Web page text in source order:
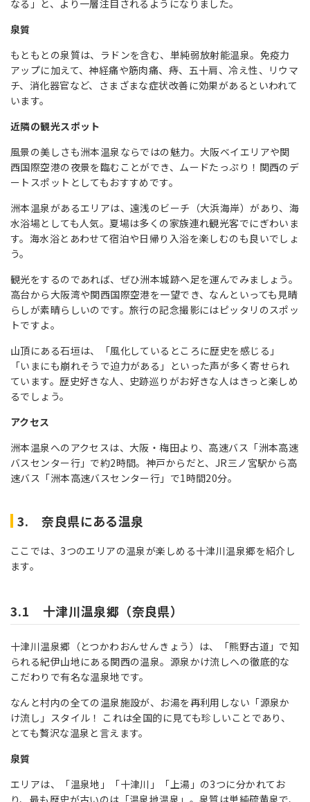
なる」と、より一層注目されるようになりました。
泉質
もともとの泉質は、ラドンを含む、単純弱放射能温泉。免疫力
アップに加えて、神経痛や筋肉痛、痔、五十肩、冷え性、リウマ
チ、消化器官など、さまざまな症状改善に効果があるといわれて
います。
近隣の観光スポット
風景の美しさも洲本温泉ならではの魅力。大阪ベイエリアや関
西国際空港の夜景を臨むことができ、ムードたっぷり！関西のデ
ートスポットとしてもおすすめです。
洲本温泉があるエリアは、遠浅のビーチ（大浜海岸）があり、海
水浴場としても人気。夏場は多くの家族連れ観光客でにぎわいま
す。海水浴とあわせて宿泊や日帰り入浴を楽しむのも良いでしょ
う。
観光をするのであれば、ぜひ洲本城跡へ足を運んでみましょう。
高台から大阪湾や関西国際空港を一望でき、なんといっても見晴
らしが素晴らしいのです。旅行の記念撮影にはピッタリのスポッ
トですよ。
山頂にある石垣は、「風化しているところに歴史を感じる」
「いまにも崩れそうで迫力がある」といった声が多く寄せられ
ています。歴史好きな人、史跡巡りがお好きな人はきっと楽しめ
るでしょう。
アクセス
洲本温泉へのアクセスは、大阪・梅田より、高速バス「洲本高速
バスセンター行」で約2時間。神戸からだと、JR三ノ宮駅から高
速バス「洲本高速バスセンター行」で1時間20分。
3. 奈良県にある温泉
ここでは、3つのエリアの温泉が楽しめる十津川温泉郷を紹介し
ます。
3.1 十津川温泉郷（奈良県）
十津川温泉郷（とつかわおんせんきょう）は、「熊野古道」で知
られる紀伊山地にある関西の温泉。源泉かけ流しへの徹底的な
こだわりで有名な温泉地です。
なんと村内の全ての温泉施設が、お湯を再利用しない「源泉か
け流し」スタイル！ これは全国的に見ても珍しいことであり、
とても贅沢な温泉と言えます。
泉質
エリアは、「温泉地」「十津川」「上湯」の3つに分かれてお
り、最も歴史が古いのは「温泉地温泉」。泉質は単純硫黄泉で、